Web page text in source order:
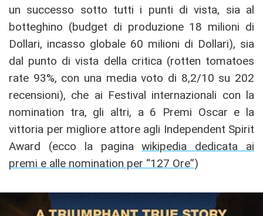
un successo sotto tutti i punti di vista, sia al
botteghino (budget di produzione 18 milioni di
Dollari, incasso globale 60 milioni di Dollari), sia
dal punto di vista della critica (rotten tomatoes
rate 93%, con una media voto di 8,2/10 su 202
recensioni), che ai Festival internazionali con la
nomination tra, gli altri, a 6 Premi Oscar e la
vittoria per migliore attore agli Independent Spirit
Award (ecco la paginawikipedia dedicata ai
premi e alle nomination per “127 Ore”)